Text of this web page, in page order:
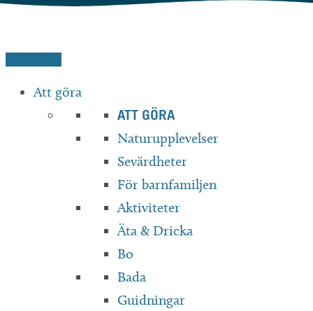
innehåll
Att göra
ATT GÖRA
Naturupplevelser
Sevärdheter
För barnfamiljen
Aktiviteter
Äta & Dricka
Bo
Bada
Guidningar